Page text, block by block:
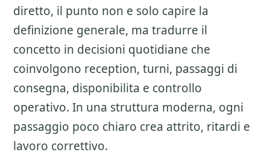
diretto, il punto non e solo capire la
definizione generale, ma tradurre il
concetto in decisioni quotidiane che
coinvolgono reception, turni, passaggi di
consegna, disponibilita e controllo
operativo. In una struttura moderna, ogni
passaggio poco chiaro crea attrito, ritardi e
lavoro correttivo.